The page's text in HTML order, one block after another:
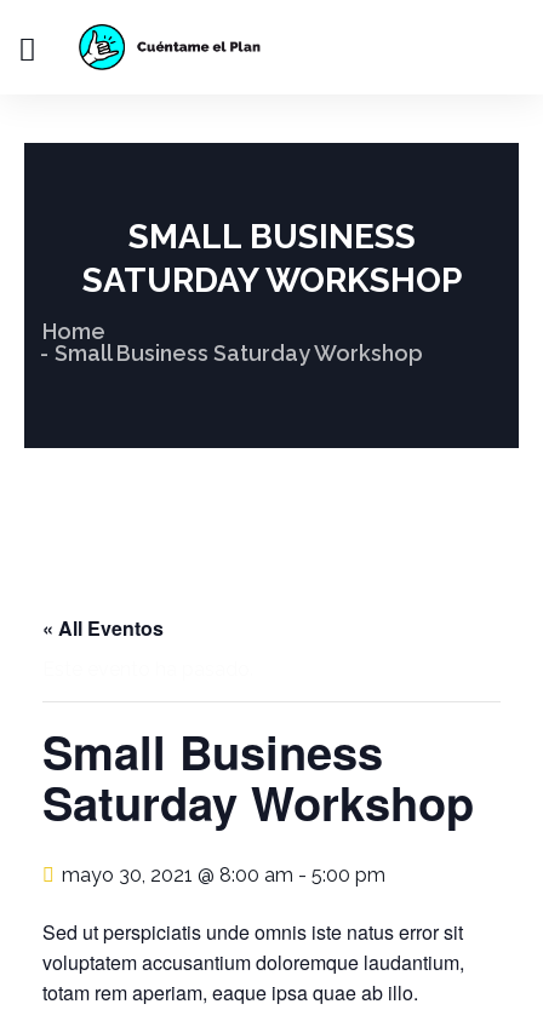
SMALL BUSINESS
SATURDAY WORKSHOP
Home
Small Business Saturday Workshop
« All Eventos
Small Business
Saturday Workshop
mayo 30, 2021 @ 8:00 am - 5:00 pm
Sed ut perspiciatis unde omnis iste natus error sit
voluptatem accusantium doloremque laudantium,
totam rem aperiam, eaque ipsa quae ab illo.